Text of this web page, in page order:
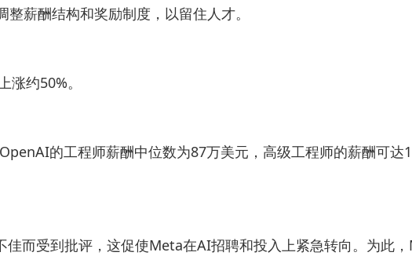
薪酬结构和奖励制度，以留住人才。
约50%。
的工程师薪酬中位数为87万美元，高级工程师的薪酬可达
而受到批评，这促使Meta在AI招聘和投入上紧急转向。为此